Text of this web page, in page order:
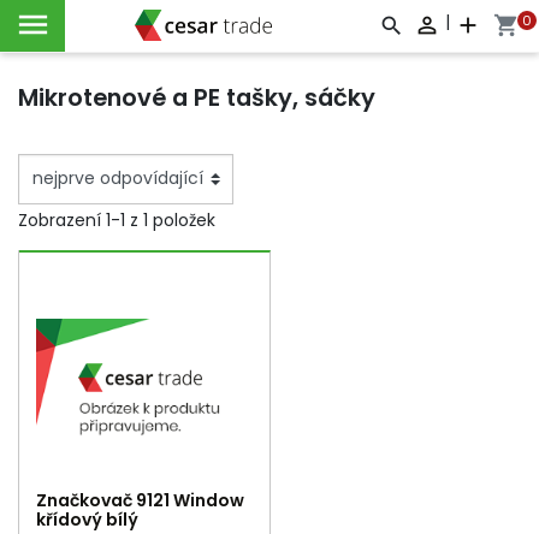
   | add shopping_cart0
Mikrotenové a PE tašky, sáčky
Zobrazení 1-1 z 1 položek
Značkovač 9121 Window
křídový bílý